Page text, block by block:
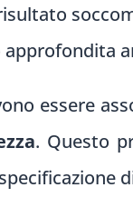
essere
. Questo